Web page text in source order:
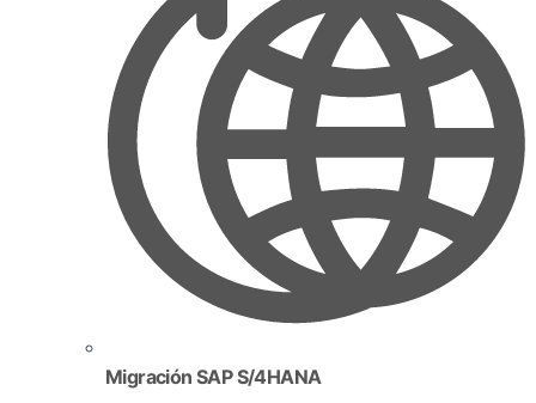
Migración SAP S/4HANA